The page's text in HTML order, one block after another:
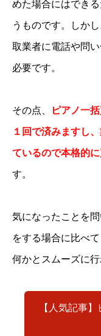
めた場合にはでき
うものです。しか
取業者に電話や問
必要です。
その点、 ピアノ一
１回で済みますし
ているので本格的
す。
気になったことを
をする場合に比べ
何かとスムーズに
【人気記事